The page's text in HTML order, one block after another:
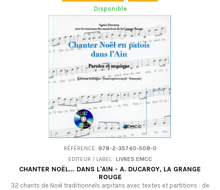
Disponible
RÉFÉRENCE: 978-2-35740-508-0
EDITEUR / LABEL : LIVRES EMCC
CHANTER NOËL... DANS L'AIN - A. DUCAROY, LA GRANGE
ROUGE
32 chants de Noël traditionnels arpitans avec textes et partitions : de